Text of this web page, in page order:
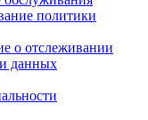
политики
о отслеживании
данных